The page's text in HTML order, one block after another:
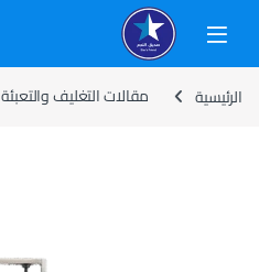
Skip to navigation
Skip to content
الرئيسية مقالات التغليف والتعبئة